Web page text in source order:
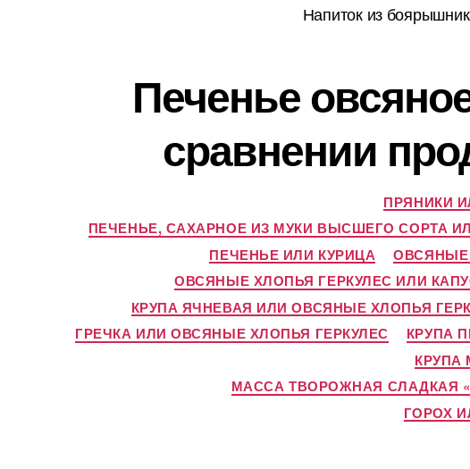
Напиток из
Печенье
сравнении
ПРЯНИКИ
ПЕЧЕНЬЕ, САХАРНОЕ ИЗ МУКИ ВЫСШЕГО СОРТА
ПЕЧЕНЬЕ ИЛИ КУРИЦА
ОВСЯНЫЕ
ОВСЯНЫЕ ХЛОПЬЯ ГЕРКУЛЕС ИЛИ
КРУПА ЯЧНЕВАЯ ИЛИ ОВСЯНЫЕ ХЛОПЬЯ
ГРЕЧКА ИЛИ ОВСЯНЫЕ ХЛОПЬЯ ГЕРКУЛЕС
КРУПА
КРУПА
МАССА ТВОРОЖНАЯ СЛАДКАЯ
ГОРОХ